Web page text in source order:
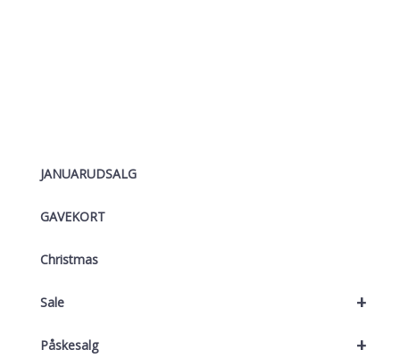
JANUARUDSALG
GAVEKORT
Christmas
+
Sale
+
Påskesalg